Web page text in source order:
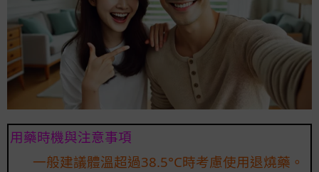
用藥時機與注意事項
一般建議體溫超過38.5°C時考慮使用退燒藥。